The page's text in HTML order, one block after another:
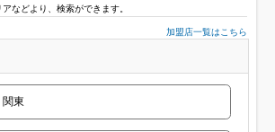
などより、検索ができます。
加盟店一覧はこちら